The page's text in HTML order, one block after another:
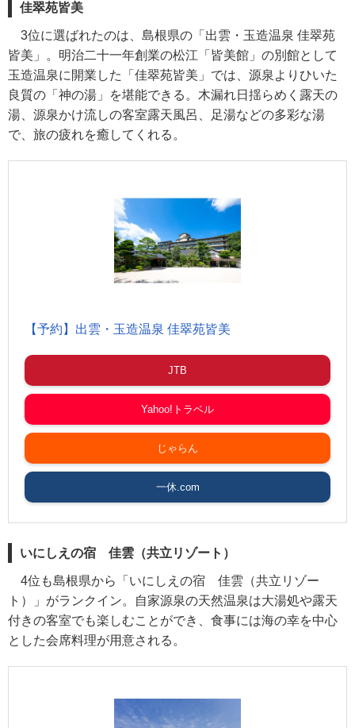
佳翠苑皆美
3位に選ばれたのは、島根県の「出雲・玉造温泉 佳翠苑
皆美」。明治二十一年創業の松江「皆美館」の別館として
玉造温泉に開業した「佳翠苑皆美」では、源泉よりひいた
良質の「神の湯」を堪能できる。木漏れ日揺らめく露天の
湯、源泉かけ流しの客室露天風呂、足湯などの多彩な湯
で、旅の疲れを癒してくれる。
【予約】出雲・玉造温泉 佳翠苑皆美
JTB
Yahoo!トラベル
じゃらん
一休.com
いにしえの宿 佳雲（共立リゾート）
4位も島根県から「いにしえの宿 佳雲（共立リゾー
ト）」がランクイン。自家源泉の天然温泉は大湯処や露天
付きの客室でも楽しむことができ、食事には海の幸を中心
とした会席料理が用意される。